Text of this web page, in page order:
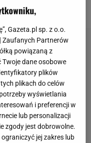
Gazeta.pl sp. z o.o.
Zaufanych Partnerów
powiązaną z
dane osobowe
plików
plikach do celów
wyświetlania
i preferencji w
lub personalizacji
zgody jest dobrowolne.
jej zakres lub